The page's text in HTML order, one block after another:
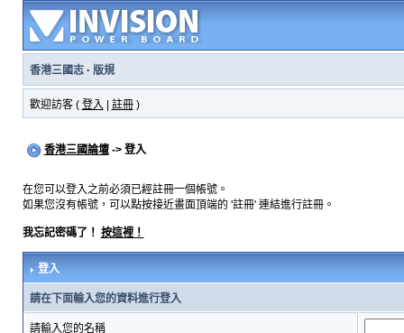
香港三國志· 版規
歡迎訪客 ( 登入 註冊)
香港三國論壇-> 登入
在您可以登入之前必須已經註冊一個帳號。
如果您沒有帳號，可以點按接近畫面頂端的 '註冊' 連結進行註冊。
我忘記密碼了！ 按這裡！
登入
請在下面輸入您的資料進行登入
請輸入您的名稱